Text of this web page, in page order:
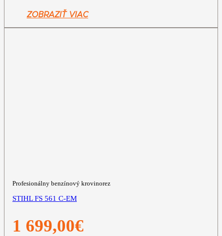
ZOBRAZIŤ VIAC
Profesionálny benzínový krovinorez
STIHL FS 561 C-EM
1 699,00€